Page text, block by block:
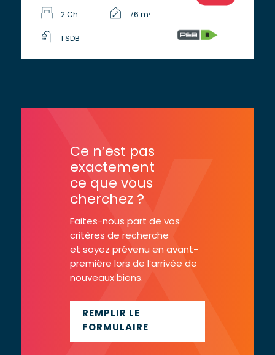
2 Ch. 76 m²
1 SDB
Ce n’est pas
exactement
ce que vous
cherchez ?
Faites-nous part de vos
critères de recherche
et soyez prévenu en avant-
première lors de l’arrivée de
nouveaux biens.
REMPLIR LE
FORMULAIRE